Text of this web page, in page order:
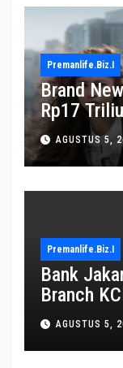
Premanlife.biz.i
Brand
Rp17
AGUSTUS 5,
Premanlife.biz.i
Bank
Branch
AGUSTUS 5,